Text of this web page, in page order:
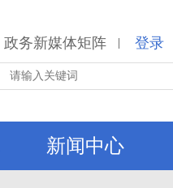
政务新媒体矩阵 | 登录
新闻中心